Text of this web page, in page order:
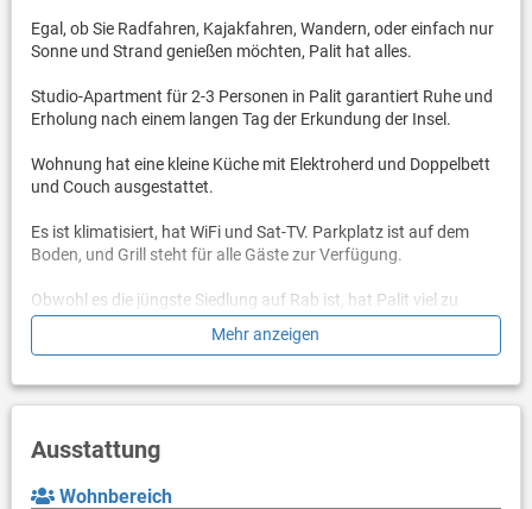
Egal, ob Sie Radfahren, Kajakfahren, Wandern, oder einfach nur
Sonne und Strand genießen möchten, Palit hat alles.
Studio-Apartment für 2-3 Personen in Palit garantiert Ruhe und
Erholung nach einem langen Tag der Erkundung der Insel.
Wohnung hat eine kleine Küche mit Elektroherd und Doppelbett
und Couch ausgestattet.
Es ist klimatisiert, hat WiFi und Sat-TV. Parkplatz ist auf dem
Boden, und Grill steht für alle Gäste zur Verfügung.
Obwohl es die jüngste Siedlung auf Rab ist, hat Palit viel zu
bieten. Es gibt viele Restaurants mit leckeren lokalen Speisen, es
gibt ein Tauchzentrum und Bar/Club.
Mehr anzeigen
Ausstattung
Wohnbereich